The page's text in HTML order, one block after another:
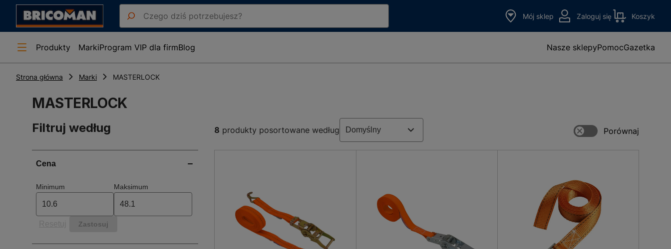
Mój sklep Zaloguj się Koszyk
Produkty MarkiProgram VIP dla firmBlog Nasze sklepyPomocGazetka
Strona główna Marki MASTERLOCK
MASTERLOCK
Filtruj według 8 produkty posortowane według